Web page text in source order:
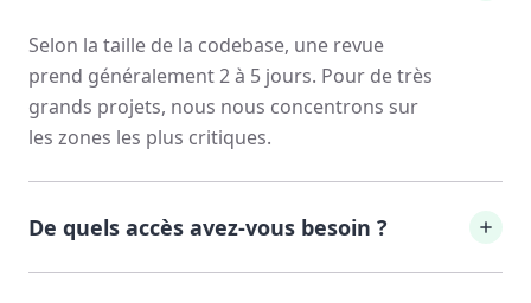
Selon la taille de la codebase, une revue
prend généralement 2 à 5 jours. Pour de très
grands projets, nous nous concentrons sur
les zones les plus critiques.
De quels accès avez-vous besoin ?